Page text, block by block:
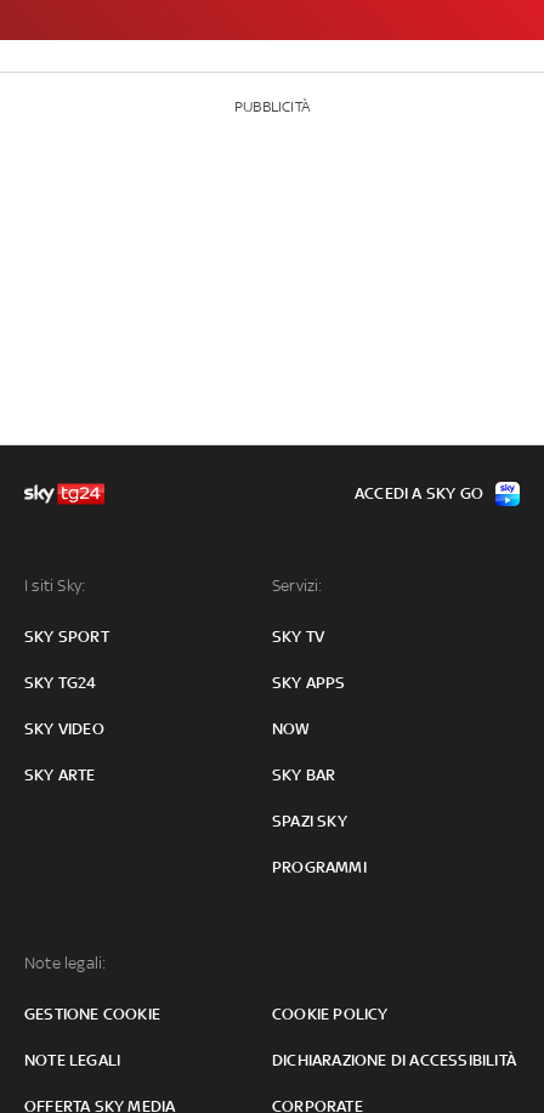
PUBBLICITÀ
I siti Sky:
SKY SPORT
SKY TG24
SKY VIDEO
SKY ARTE
Servizi:
SKY TV
SKY APPS
NOW
SKY BAR
SPAZI SKY
PROGRAMMI
Note legali:
GESTIONE COOKIE COOKIE POLICY
NOTE LEGALI DICHIARAZIONE DI ACCESSIBILITÀ
OFFERTA SKY MEDIA CORPORATE
ACCEDI A SKY GO